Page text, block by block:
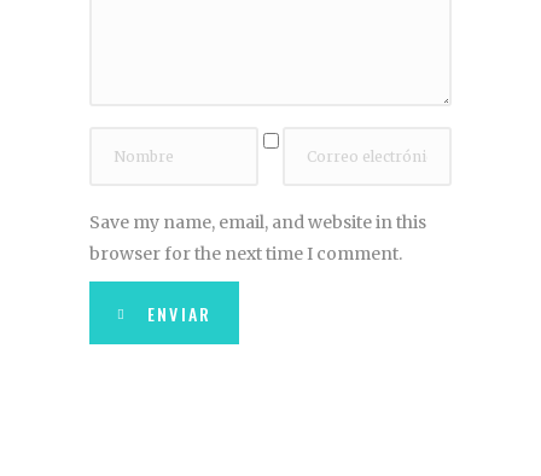
Save my name, email, and website in this
browser for the next time I comment.
ENVIAR